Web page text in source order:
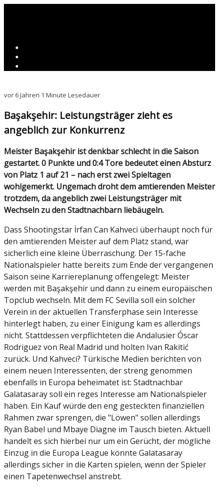
vor 6 Jahren 1 Minute Lesedauer
Başakşehir: Leistungsträger zieht es
angeblich zur Konkurrenz
Meister Başakşehir ist denkbar schlecht in die Saison
gestartet. 0 Punkte und 0:4 Tore bedeutet einen Absturz
von Platz 1 auf 21 – nach erst zwei Spieltagen
wohlgemerkt. Ungemach droht dem amtierenden Meister
trotzdem, da angeblich zwei Leistungsträger mit
Wechseln zu den Stadtnachbarn liebäugeln.
Dass Shootingstar İrfan Can Kahveci überhaupt noch für
den amtierenden Meister auf dem Platz stand, war
sicherlich eine kleine Überraschung. Der 15-fache
Nationalspieler hatte bereits zum Ende der vergangenen
Saison seine Karriereplanung offengelegt: Meister
werden mit Başakşehir und dann zu einem europäischen
Topclub wechseln. Mit dem FC Sevilla soll ein solcher
Verein in der aktuellen Transferphase sein Interesse
hinterlegt haben, zu einer Einigung kam es allerdings
nicht. Stattdessen verpflichteten die Andalusier Óscar
Rodriguez von Real Madrid und holten Ivan Rakitić
zurück. Und Kahveci? Türkische Medien berichten von
einem neuen Interessenten, der streng genommen
ebenfalls in Europa beheimatet ist: Stadtnachbar
Galatasaray soll ein reges Interesse am Nationalspieler
haben. Ein Kauf würde den eng gesteckten finanziellen
Rahmen zwar sprengen, die "Löwen" sollen allerdings
Ryan Babel und Mbaye Diagne im Tausch bieten. Aktuell
handelt es sich hierbei nur um ein Gerücht, der mögliche
Einzug in die Europa League könnte Galatasaray
allerdings sicher in die Karten spielen, wenn der Spieler
einen Tapetenwechsel anstrebt.